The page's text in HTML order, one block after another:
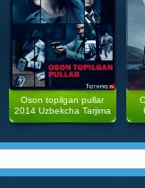
Oson topilgan pullar
2014 Uzbekcha Tarjima